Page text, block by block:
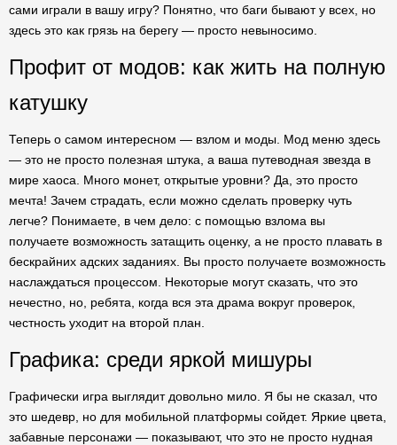
сами играли в вашу игру? Понятно, что баги бывают у всех, но
здесь это как грязь на берегу — просто невыносимо.
Профит от модов: как жить на полную
катушку
Теперь о самом интересном — взлом и моды. Мод меню здесь
— это не просто полезная штука, а ваша путеводная звезда в
мире хаоса. Много монет, открытые уровни? Да, это просто
мечта! Зачем страдать, если можно сделать проверку чуть
легче? Понимаете, в чем дело: с помощью взлома вы
получаете возможность затащить оценку, а не просто плавать в
бескрайних адских заданиях. Вы просто получаете возможность
наслаждаться процессом. Некоторые могут сказать, что это
нечестно, но, ребята, когда вся эта драма вокруг проверок,
честность уходит на второй план.
Графика: среди яркой мишуры
Графически игра выглядит довольно мило. Я бы не сказал, что
это шедевр, но для мобильной платформы сойдет. Яркие цвета,
забавные персонажи — показывают, что это не просто нудная